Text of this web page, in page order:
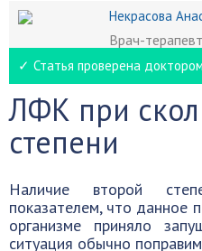
Некрасова
Врач-терапевт
✓ Статья проверена доктором
ЛФК при
степени
Наличие второй
показателем, что данное
организме приняло
ситуация обычно